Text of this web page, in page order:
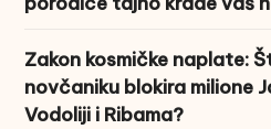
Zakon kosmičke naplate:
novčaniku blokira milione
Vodoliji i Ribama?